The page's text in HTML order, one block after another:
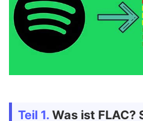
Teil 1. Was ist FLAC?